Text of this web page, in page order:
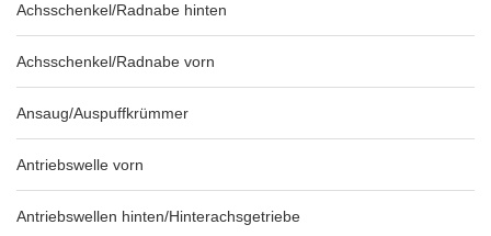
Achsschenkel/Radnabe hinten
Achsschenkel/Radnabe vorn
Ansaug/Auspuffkrümmer
Antriebswelle vorn
Antriebswellen hinten/Hinterachsgetriebe